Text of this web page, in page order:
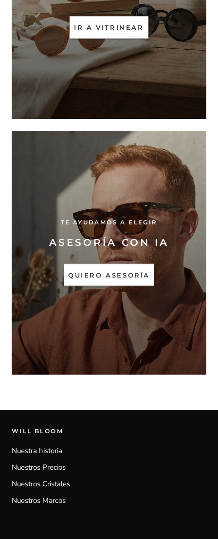
IR A VITRINEAR
TE AYUDAMOS A ELEGIR
ASESORÍA CON IA
QUIERO ASESORÍA
WILL BLOOM
Nuestra historia
Nuestros Precios
Nuestros Cristales
Nuestros Marcos